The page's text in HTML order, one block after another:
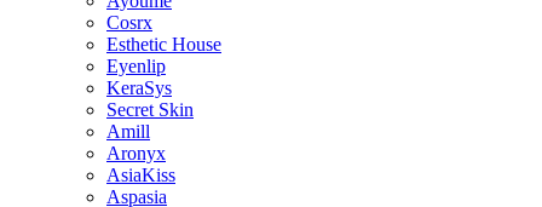
Cosrx
Esthetic House
Eyenlip
KeraSys
Secret Skin
Amill
Aronyx
AsiaKiss
Aspasia